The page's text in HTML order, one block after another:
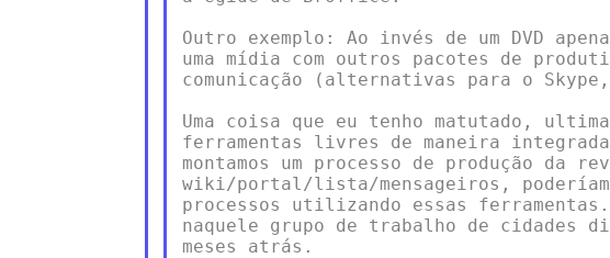
Outro exemplo: Ao invés de um DVD
uma mídia com outros pacotes de
comunicação (alternativas para o
Uma coisa que eu tenho matutado,
ferramentas livres de maneira integrada
montamos um processo de produção da
wiki/portal/lista/mensageiros,
processos utilizando essas
naquele grupo de trabalho de
meses atrás.